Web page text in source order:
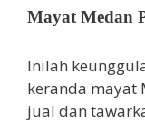
Mayat Medan
Inilah
keranda mayat
jual dan